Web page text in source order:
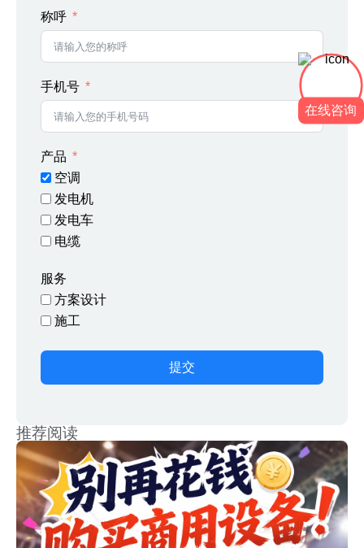
称呼
手机号
产品
空调
发电机
发电车
电缆
服务
方案设计
施工
提交
推荐阅读
在线咨询